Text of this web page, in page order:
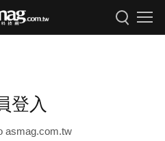
登入
asmag.com.tw